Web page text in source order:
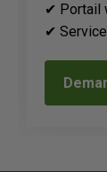
✔ Portail
✔
✔ Portail
✔